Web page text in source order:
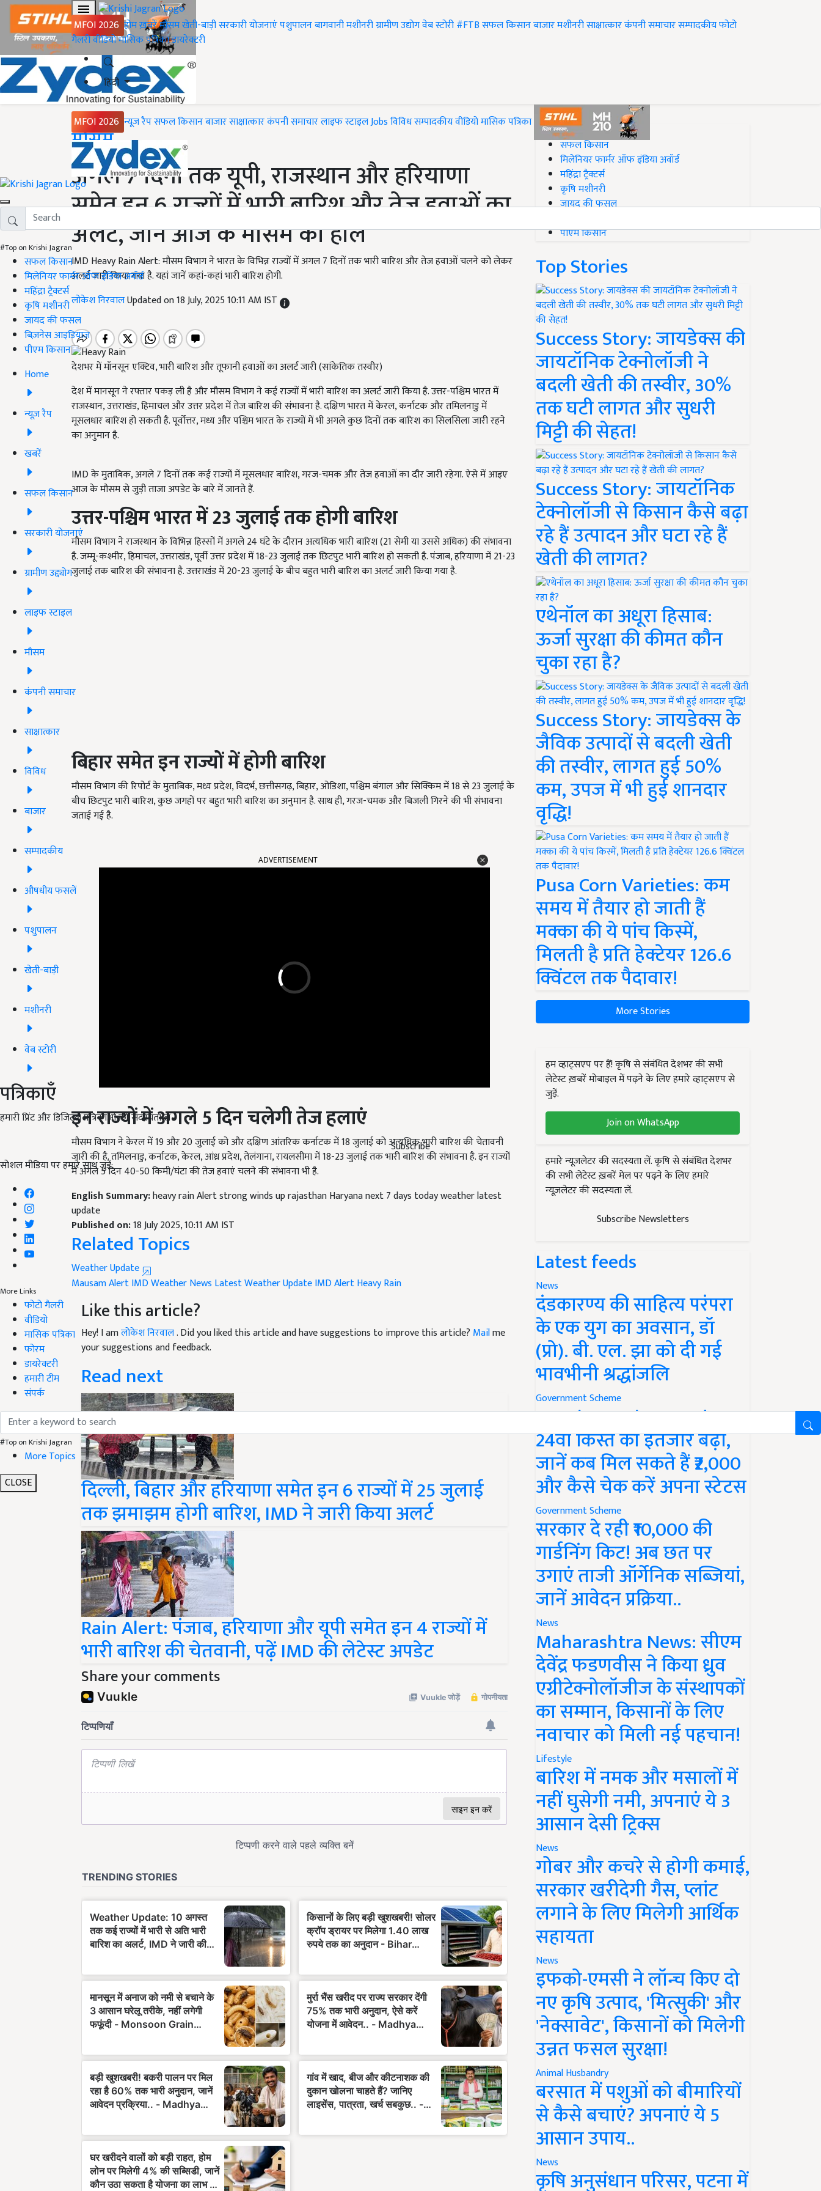
MFOI 2026 होमख़बरेंमौसमखेती-बाड़ीसरकारी योजनाएंपशुपालनबागवानीमशीनरीग्रामीण उद्योगवेब स्टोरी#FTBसफल किसानबाजारमशीनरीसाक्षात्कारकंपनी समाचारसम्पादकीयफोटो
गैलरीवीडियोमासिक पत्रिकाडायरेक्टरी
हिंदी
MFOI 2026 न्यूज़ रैपसफल किसानबाजारसाक्षात्कारकंपनी समाचारलाइफ स्टाइलJobsविविधसम्पादकीयवीडियोमासिक पत्रिका
#Top on Krishi Jagran
सफल किसान
मिलेनियर फार्मर ऑफ इंडिया अवॉर्ड
महिंद्रा ट्रैक्टर्स
कृषि मशीनरी
जायद की फसल
बिज़नेस आइडियाज
पीएम किसान
Home
न्यूज़ रैप
खबरें
सफल किसान
सरकारी योजनाएं
ग्रामीण उद्द्योग
लाइफ स्टाइल
मौसम
कंपनी समाचार
साक्षात्कार
विविध
बाजार
सम्पादकीय
औषधीय फसलें
पशुपालन
खेती-बाड़ी
मशीनरी
वेब स्टोरी
पत्रिकाएँ
हमारी प्रिंट और डिजिटल पत्रिकाओं की सदस्यता लें
Subscribe
सोशल मीडिया पर हमारे साथ जुड़ें:
More Links
फोटो गैलरी
वीडियो
मासिक पत्रिका
फोरम
डायरेक्टरी
हमारी टीम
संपर्क
#Top on Krishi Jagran
More Topics
CLOSE
Home
मौसम
अगले 7 दिनों तक यूपी, राजस्थान और हरियाणा
समेत इन 6 राज्यों में भारी बारिश और तेज हवाओं का
अलर्ट, जानें आज के मौसम का हाल
IMD Heavy Rain Alert: मौसम विभाग ने भारत के विभिन्न राज्यों में अगल 7 दिनों तक भारी बारिश और तेज हवाओं चलने को लेकर
अलर्ट जारी किया गया है. यहां जानें कहां-कहां भारी बारिश होगी.
लोकेश निरवालUpdated on 18 July, 2025 10:11 AM IST
देशभर में मॉनसून एक्टिव, भारी बारिश और तूफानी हवाओं का अलर्ट जारी (सांकेतिक तस्वीर)
देश में मानसून ने रफ्तार पकड़ ली है और मौसम विभाग ने कई राज्यों में भारी बारिश का अलर्ट जारी किया है. उत्तर-पश्चिम भारत में
राजस्थान, उत्तराखंड, हिमाचल और उत्तर प्रदेश में तेज बारिश की संभावना है. दक्षिण भारत में केरल, कर्नाटक और तमिलनाडु में
मूसलधार बारिश हो सकती है. पूर्वोत्तर, मध्य और पश्चिम भारत के राज्यों में भी अगले कुछ दिनों तक बारिश का सिलसिला जारी रहने
का अनुमान है.
IMD के मुताबिक, अगले 7 दिनों तक कई राज्यों में मूसलधार बारिश, गरज-चमक और तेज हवाओं का दौर जारी रहेगा. ऐसे में आइए
आज के मौसम से जुड़ी ताजा अपडेट के बारे में जानते हैं.
उत्तर-पश्चिम भारत में 23 जुलाई तक होगी बारिश
मौसम विभाग ने राजस्थान के विभिन्न हिस्सों में अगले 24 घंटे के दौरान अत्यधिक भारी बारिश (21 सेमी या उससे अधिक) की संभावना
है. जम्मू-कश्मीर, हिमाचल, उत्तराखंड, पूर्वी उत्तर प्रदेश में 18-23 जुलाई तक छिटपुट भारी बारिश हो सकती है. पंजाब, हरियाणा में 21-23
जुलाई तक बारिश की संभावना है. उत्तराखंड में 20-23 जुलाई के बीच बहुत भारी बारिश का अलर्ट जारी किया गया है.
बिहार समेत इन राज्यों में होगी बारिश
मौसम विभाग की रिपोर्ट के मुताबिक, मध्य प्रदेश, विदर्भ, छत्तीसगढ़, बिहार, ओडिशा, पश्चिम बंगाल और सिक्किम में 18 से 23 जुलाई के
बीच छिटपुट भारी बारिश, कुछ जगहों पर बहुत भारी बारिश का अनुमान है. साथ ही, गरज-चमक और बिजली गिरने की भी संभावना
जताई गई है.
ADVERTISEMENT
इन राज्यों में अगले 5 दिन चलेगी तेज हलाएं
मौसम विभाग ने केरल में 19 और 20 जुलाई को और दक्षिण आंतरिक कर्नाटक में 18 जुलाई को अत्यधिक भारी बारिश की चेतावनी
जारी की है. तमिलनाडु, कर्नाटक, केरल, आंध्र प्रदेश, तेलंगाना, रायलसीमा में 18-23 जुलाई तक भारी बारिश की संभावना है. इन राज्यों
में अगले 5 दिन 40-50 किमी/घंटा की तेज हवाएं चलने की संभावना भी है.
English Summary:heavy rain Alert strong winds up rajasthan Haryana next 7 days today weather latest
update
Published on:18 July 2025, 10:11 AM IST
Related Topics
Weather Update
Mausam AlertIMD Weather News Latest Weather UpdateIMD AlertHeavy Rain
Like this article?
Hey! I amलोकेश निरवाल. Did you liked this article and have suggestions to improve this article? Mailme
your suggestions and feedback.
Read next
दिल्ली, बिहार और हरियाणा समेत इन 6 राज्यों में 25 जुलाई
तक झमाझम होगी बारिश, IMD ने जारी किया अलर्ट
Rain Alert: पंजाब, हरियाणा और यूपी समेत इन 4 राज्यों में
भारी बारिश की चेतवानी, पढ़ें IMD की लेटेस्ट अपडेट
Share your comments
#Top on Krishi Jagran
सफल किसान
मिलेनियर फार्मर ऑफ इंडिया अवॉर्ड
महिंद्रा ट्रैक्टर्स
कृषि मशीनरी
जायद की फसल
पीएम किसान
Top Stories
Success Story: जायडेक्स की
जायटॉनिक टेक्नोलॉजी ने
बदली खेती की तस्वीर, 30%
तक घटी लागत और सुधरी
मिट्टी की सेहत!
Success Story: जायटॉनिक
टेक्नोलॉजी से किसान कैसे बढ़ा
रहे हैं उत्पादन और घटा रहे हैं
खेती की लागत?
एथेनॉल का अधूरा हिसाब:
ऊर्जा सुरक्षा की कीमत कौन
चुका रहा है?
Success Story: जायडेक्स के
जैविक उत्पादों से बदली खेती
की तस्वीर, लागत हुई 50%
कम, उपज में भी हुई शानदार
वृद्धि!
Pusa Corn Varieties: कम
समय में तैयार हो जाती हैं
मक्का की ये पांच किस्में,
मिलती है प्रति हेक्टेयर 126.6
क्विंटल तक पैदावार!
More Stories
हम व्हाट्सएप पर हैं! कृषि से संबंधित देशभर की सभी
लेटेस्ट ख़बरें मोबाइल में पढ़ने के लिए हमारे व्हाट्सएप से
जुड़ें.
Join on WhatsApp
हमारे न्यूज़लेटर की सदस्यता लें. कृषि से संबंधित देशभर
की सभी लेटेस्ट ख़बरें मेल पर पढ़ने के लिए हमारे
न्यूज़लेटर की सदस्यता लें.
Subscribe Newsletters
Latest feeds
News
दंडकारण्य की साहित्य परंपरा
के एक युग का अवसान, डॉ
(प्रो). बी. एल. झा को दी गई
भावभीनी श्रद्धांजलि
Government Scheme
PM Kisan Yojana Update:
24वीं किस्त का इंतजार बढ़ा,
जानें कब मिल सकते हैं ₹2,000
और कैसे चेक करें अपना स्टेटस
Government Scheme
सरकार दे रही ₹10,000 की
गार्डनिंग किट! अब छत पर
उगाएं ताजी ऑर्गेनिक सब्जियां,
जानें आवेदन प्रक्रिया..
News
Maharashtra News: सीएम
देवेंद्र फडणवीस ने किया ध्रुव
एग्रीटेक्नोलॉजीज के संस्थापकों
का सम्मान, किसानों के लिए
नवाचार को मिली नई पहचान!
Lifestyle
बारिश में नमक और मसालों में
नहीं घुसेगी नमी, अपनाएं ये 3
आसान देसी ट्रिक्स
News
गोबर और कचरे से होगी कमाई,
सरकार खरीदेगी गैस, प्लांट
लगाने के लिए मिलेगी आर्थिक
सहायता
News
इफको-एमसी ने लॉन्च किए दो
नए कृषि उत्पाद, 'मित्सुकी' और
'नेक्सावेट', किसानों को मिलेगी
उन्नत फसल सुरक्षा!
Animal Husbandry
बरसात में पशुओं को बीमारियों
से कैसे बचाएं? अपनाएं ये 5
आसान उपाय..
News
कृषि अनुसंधान परिसर, पटना में